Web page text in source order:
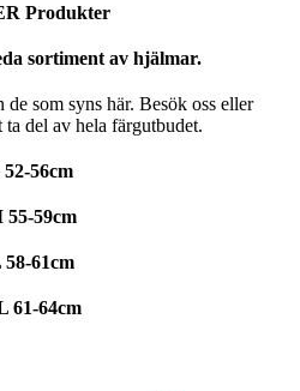
Produkter
sortiment av hjälmar.
som syns här. Besök oss eller
ta del av hela färgutbudet.
52-56cm
55-59cm
58-61cm
61-64cm